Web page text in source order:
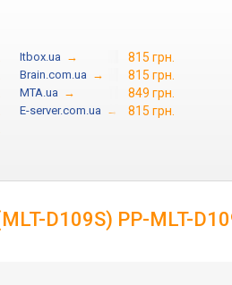
Itbox.ua → 815 грн.
Brain.com.ua → 815 грн.
MTA.ua → 849 грн.
E-server.com.ua → 815 грн.
D109S) PP-MLT-